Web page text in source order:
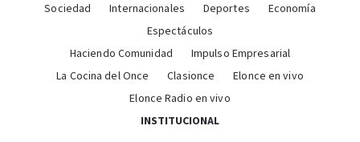
Sociedad
Internacionales Deportes
Economía
Espectáculos
Haciendo Comunidad
Impulso Empresarial
La Cocina del Once
Clasionce
Elonce en vivo
Elonce Radio en vivo
INSTITUCIONAL